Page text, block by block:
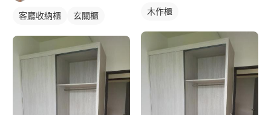
客廳收納櫃 玄關櫃 木作櫃